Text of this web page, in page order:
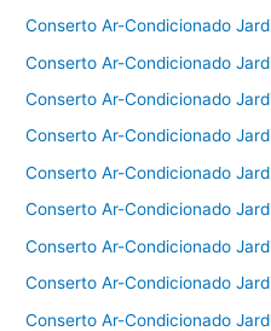
Conserto Ar-Condicionado
Conserto Ar-Condicionado
Conserto Ar-Condicionado
Conserto Ar-Condicionado
Conserto Ar-Condicionado
Conserto Ar-Condicionado
Conserto Ar-Condicionado
Conserto Ar-Condicionado
Conserto Ar-Condicionado